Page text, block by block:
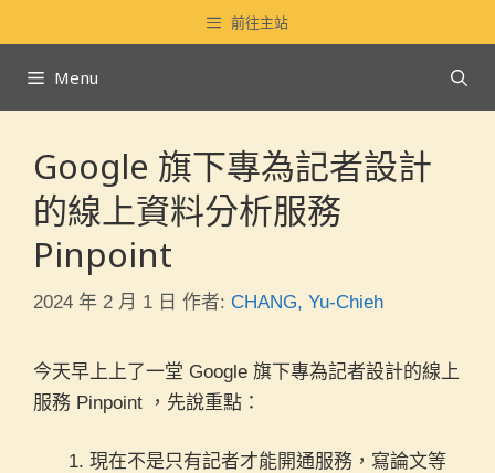
至
要
前往主站
Menu
Google 旗下專為記者設計
的線上資料分析服務
Pinpoint
2024 年 2 月 1 日 作者: CHANG, Yu-Chieh
今天早上上了一堂 Google 旗下專為記者設計的線上
服務 Pinpoint ，先說重點：
現在不是只有記者才能開通服務，寫論文等